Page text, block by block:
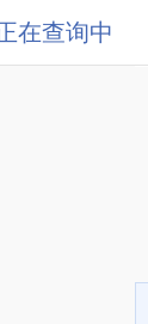
在查询中